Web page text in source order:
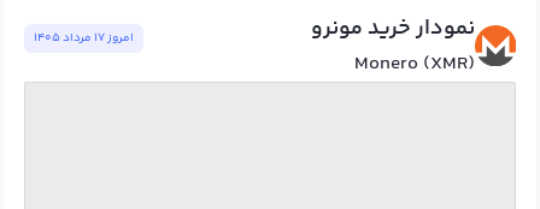
نمودار خرید مونرو
Monero (XMR)
امروز ١٧ مرداد ١٤٠٥